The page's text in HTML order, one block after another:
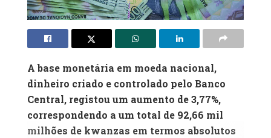
A base monetária em moeda nacional,
dinheiro criado e controlado pelo Banco
Central, registou um aumento de 3,77%,
correspondendo a um total de 92,66 mil
milhões de kwanzas em termos absolutos